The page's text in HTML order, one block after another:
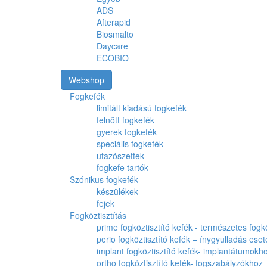
ADS
Afterapid
Biosmalto
Daycare
ECOBIO
Webshop
Fogkefék
limitált kiadású fogkefék
felnőtt fogkefék
gyerek fogkefék
speciális fogkefék
utazószettek
fogkefe tartók
Szónikus fogkefék
készülékek
fejek
Fogköztisztítás
prime fogköztisztító kefék - természetes
perio fogköztisztító kefék – ínygyulladás
implant fogköztisztító kefék-
ortho fogköztisztító kefék- fogszabályzókhoz